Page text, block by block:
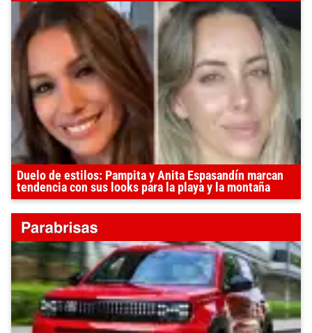
Duelo de estilos: Pampita y Anita Espasandín marcan
tendencia con sus looks para la playa y la montaña